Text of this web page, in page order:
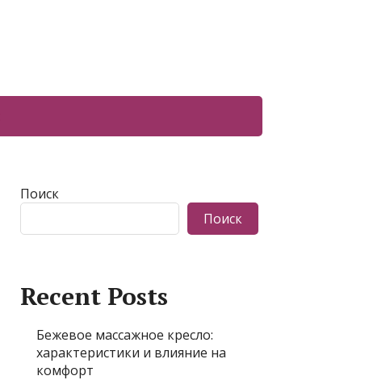
Поиск
Поиск
Recent Posts
Бежевое массажное кресло:
характеристики и влияние на
комфорт